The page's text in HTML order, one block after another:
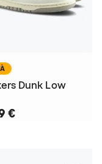
Dunk Low
€